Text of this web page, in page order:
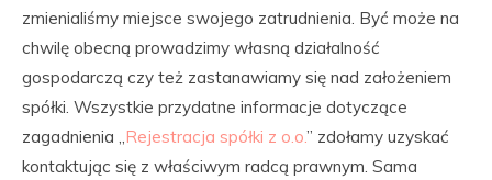
zmienialiśmy miejsce swojego zatrudnienia. Być może na
chwilę obecną prowadzimy własną działalność
gospodarczą czy też zastanawiamy się nad założeniem
spółki. Wszystkie przydatne informacje dotyczące
zagadnienia „ Rejestracja spółki z o.o.” zdołamy uzyskać
kontaktując się z właściwym radcą prawnym. Sama